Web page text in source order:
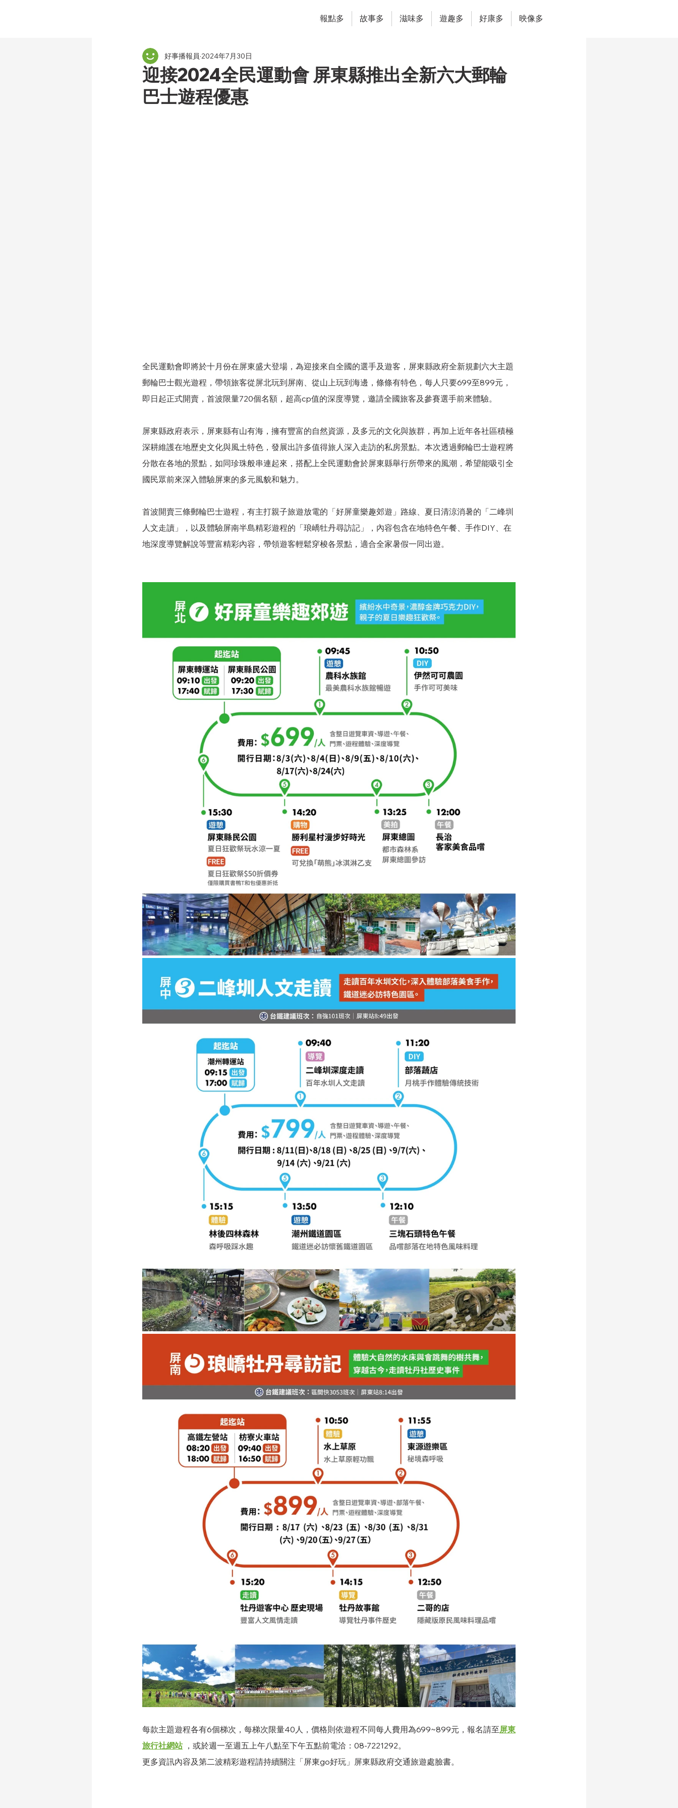
報點多 故事多 滋味多 遊趣多 好康多 映像多
迎接2024全民運動會 屏東縣推出全新六大郵輪
巴士遊程優惠
好事播報員 2024年7月30日
全民運動會即將於十月份在屏東盛大登場，為迎接來自全國的選手及遊客，屏東縣政府全新規劃六大主題
郵輪巴士觀光遊程，帶領旅客從屏北玩到屏南、從山上玩到海邊，條條有特色，每人只要699至899元，
即日起正式開賣，首波限量720個名額，超高cp值的深度導覽，邀請全國旅客及參賽選手前來體驗。
屏東縣政府表示，屏東縣有山有海，擁有豐富的自然資源，及多元的文化與族群，再加上近年各社區積極
深耕維護在地歷史文化與風土特色，發展出許多值得旅人深入走訪的私房景點。本次透過郵輪巴士遊程將
分散在各地的景點，如同珍珠般串連起來，搭配上全民運動會於屏東縣舉行所帶來的風潮，希望能吸引全
國民眾前來深入體驗屏東的多元風貌和魅力。
首波開賣三條郵輪巴士遊程，有主打親子旅遊放電的「好屏童樂趣郊遊」路線、夏日清涼消暑的「二峰圳
人文走讀」，以及體驗屏南半島精彩遊程的「琅嶠牡丹尋訪記」，內容包含在地特色午餐、手作DIY、在
地深度導覽解說等豐富精彩內容，帶領遊客輕鬆穿梭各景點，適合全家暑假一同出遊。
每款主題遊程各有6個梯次，每梯次限量40人，價格則依遊程不同每人費用為699~899元，報名請至屏東
旅行社網站 ，或於週一至週五上午八點至下午五點前電洽：08-7221292。
更多資訊內容及第二波精彩遊程請持續關注「屏東go好玩」屏東縣政府交通旅遊處臉書。